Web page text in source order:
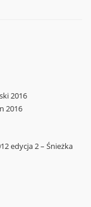
2016
2016
edycja 2 – Śnieżka